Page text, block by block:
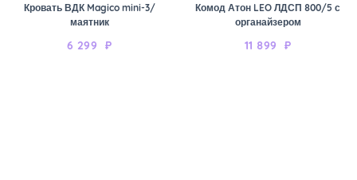
Кровать ВДК Magico mini-3/
маятник
6 299 ₽
Комод Атон LEO ЛДСП 800/5 с
органайзером
11 899 ₽